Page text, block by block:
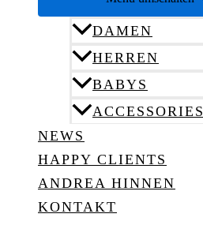
DAMEN
HERREN
BABYS
ACCESSORIES
NEWS
HAPPY CLIENTS
ANDREA HINNEN
KONTAKT